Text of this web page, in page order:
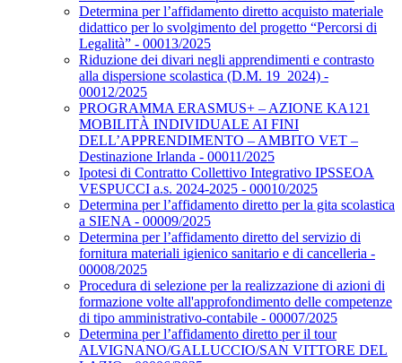
Determina per l’affidamento diretto acquisto materiale
didattico per lo svolgimento del progetto “Percorsi di
Legalità” - 00013/2025
Riduzione dei divari negli apprendimenti e contrasto
alla dispersione scolastica (D.M. 19_2024) -
00012/2025
PROGRAMMA ERASMUS+ – AZIONE KA121
MOBILITÀ INDIVIDUALE AI FINI
DELL’APPRENDIMENTO – AMBITO VET –
Destinazione Irlanda - 00011/2025
Ipotesi di Contratto Collettivo Integrativo IPSSEOA
VESPUCCI a.s. 2024-2025 - 00010/2025
Determina per l’affidamento diretto per la gita scolastica
a SIENA - 00009/2025
Determina per l’affidamento diretto del servizio di
fornitura materiali igienico sanitario e di cancelleria -
00008/2025
Procedura di selezione per la realizzazione di azioni di
formazione volte all'approfondimento delle competenze
di tipo amministrativo-contabile - 00007/2025
Determina per l’affidamento diretto per il tour
ALVIGNANO/GALLUCCIO/SAN VITTORE DEL